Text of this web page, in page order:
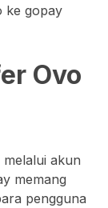
ke gopay
Ovo
akun
memang
pengguna